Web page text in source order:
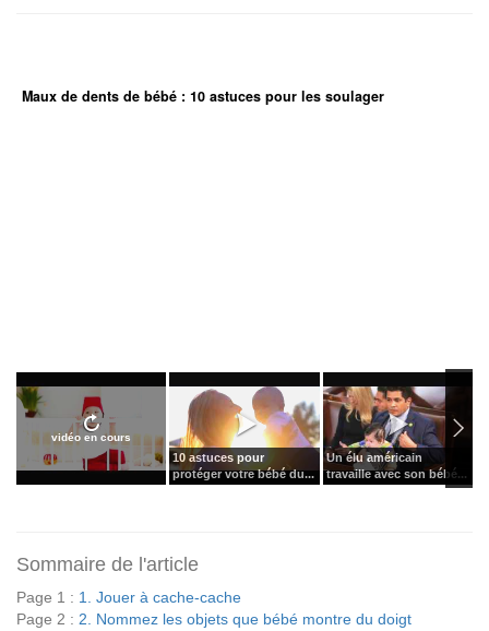
Maux de dents de bébé : 10 astuces pour les soulager
vidéo en cours
10 astuces pour
protéger votre bébé du...
Un élu américain
travaille avec son bébé...
Sommaire de l'article
Page 1 : 1. Jouer à cache-cache
Page 2 : 2. Nommez les objets que bébé montre du doigt